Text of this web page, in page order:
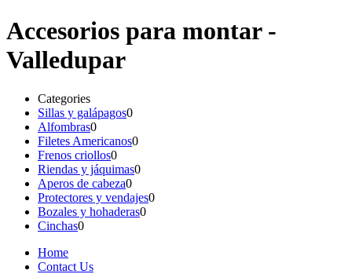
Accesorios para montar -
Valledupar
Categories
Sillas y galápagos0
Alfombras0
Filetes Americanos0
Frenos criollos0
Riendas y jáquimas0
Aperos de cabeza0
Protectores y vendajes0
Bozales y hohaderas0
Cinchas0
Home
Contact Us